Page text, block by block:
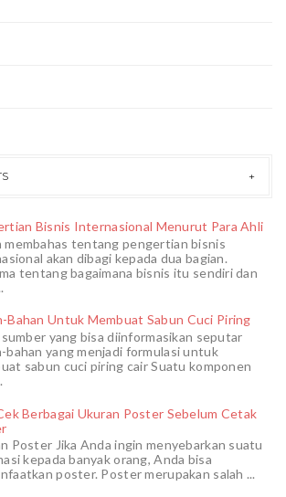
Bisnis Internasional Menurut Para Ahli
membahas tentang pengertian bisnis
akan dibagi kepada dua bagian.
tentang bagaimana bisnis itu sendiri dan
Bahan Untuk Membuat Sabun Cuci Piring
yang bisa diinformasikan seputar
bahan yang menjadi formulasi untuk
sabun cuci piring cair Suatu komponen
Berbagai Ukuran Poster Sebelum Cetak
Poster Jika Anda ingin menyebarkan suatu
kepada banyak orang, Anda bisa
poster. Poster merupakan salah ...